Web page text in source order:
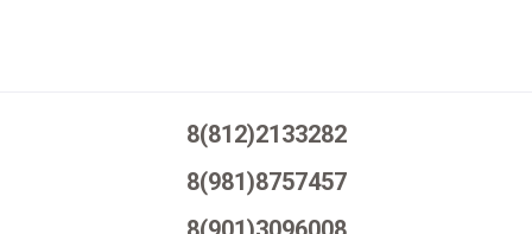
8(812)2133282
8(981)8757457